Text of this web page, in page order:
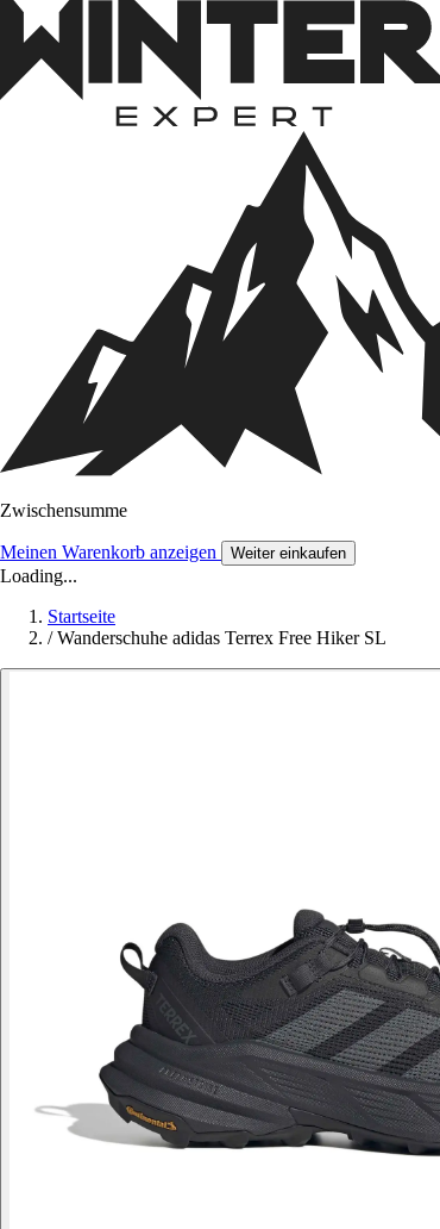
Zwischensumme
Meinen Warenkorb anzeigen Weiter einkaufen
Loading...
Startseite
/ Wanderschuhe adidas Terrex Free Hiker SL